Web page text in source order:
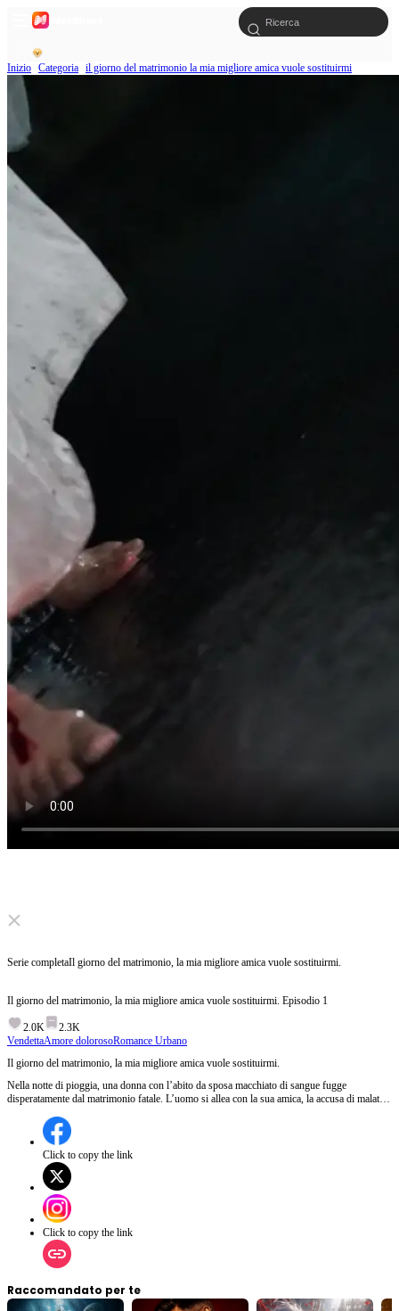
Inizio Categoria il giorno del matrimonio la mia migliore amica vuole sostituirmi
Click to unmute
Serie completaIl giorno del matrimonio, la mia migliore amica vuole sostituirmi.
Il giorno del matrimonio, la mia migliore amica vuole sostituirmi. Episodio 1
2.0K
2.3K
VendettaAmore dolorosoRomance Urbano
Il giorno del matrimonio, la mia migliore amica vuole sostituirmi.
Nella notte di pioggia, una donna con l’abito da sposa macchiato di sangue fugge
disperatamente dal matrimonio fatale. L’uomo si allea con la sua amica, la accusa di malattia
rubarle l’identità. Lei lotta per sopravvivere tra le macchinazioni, capendo che tre anni di
tenerezza erano solo un inganno per sottrarle i beni, e la persona amata è il demone che l’ha
imprigionata.Click to copy the link
Click to copy the link
Raccomandato per te